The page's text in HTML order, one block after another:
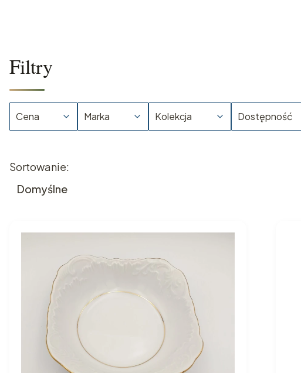
Filtry
Cena Marka Kolekcja Dostępność
Lista produktów
Sortowanie:
Domyślne